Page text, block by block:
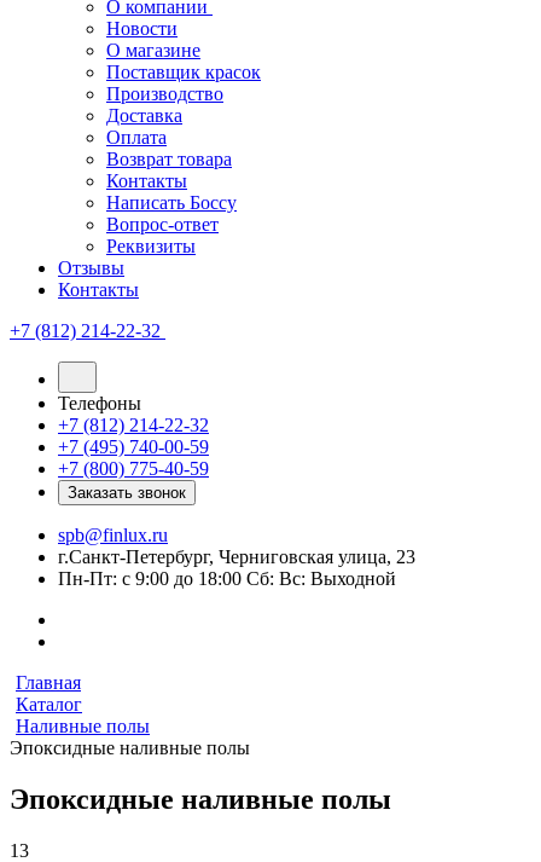
О компании
Новости
О магазине
Поставщик красок
Производство
Доставка
Оплата
Возврат товара
Контакты
Написать Боссу
Вопрос-ответ
Реквизиты
Отзывы
Контакты
+7 (812) 214-22-32
Телефоны
+7 (812) 214-22-32
+7 (495) 740-00-59
+7 (800) 775-40-59
Заказать звонок
spb@finlux.ru
г.Санкт-Петербург, Черниговская улица, 23
Пн-Пт: с 9:00 до 18:00 Сб: Вс: Выходной
Главная
Каталог
Наливные полы
Эпоксидные наливные полы
Эпоксидные наливные полы
13